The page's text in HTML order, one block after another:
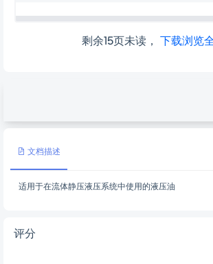
剩余15页未读， 下载浏览
文档描述
适用于在流体静压液压系统中使用的液压油
评分